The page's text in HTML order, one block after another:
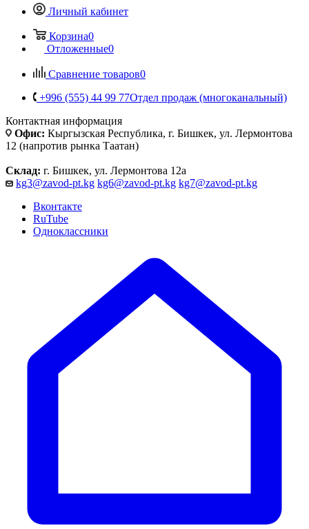
Личный кабинет
Корзина0
Отложенные0
Сравнение товаров0
+996 (555) 44 99 77Отдел продаж (многоканальный)
Контактная информация
Офис: Кыргызская Республика, г. Бишкек, ул. Лермонтова
12 (напротив рынка Таатан)
Склад: г. Бишкек, ул. Лермонтова 12а
kg3@zavod-pt.kg kg6@zavod-pt.kg kg7@zavod-pt.kg
Вконтакте
RuTube
Одноклассники